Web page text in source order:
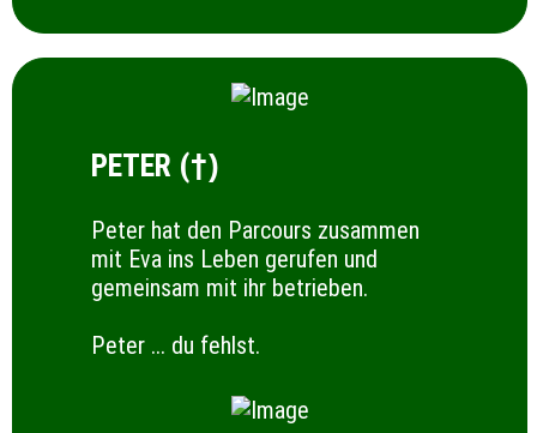
PETER (†)
Peter hat den Parcours zusammen
mit Eva ins Leben gerufen und
gemeinsam mit ihr betrieben.
Peter ... du fehlst.